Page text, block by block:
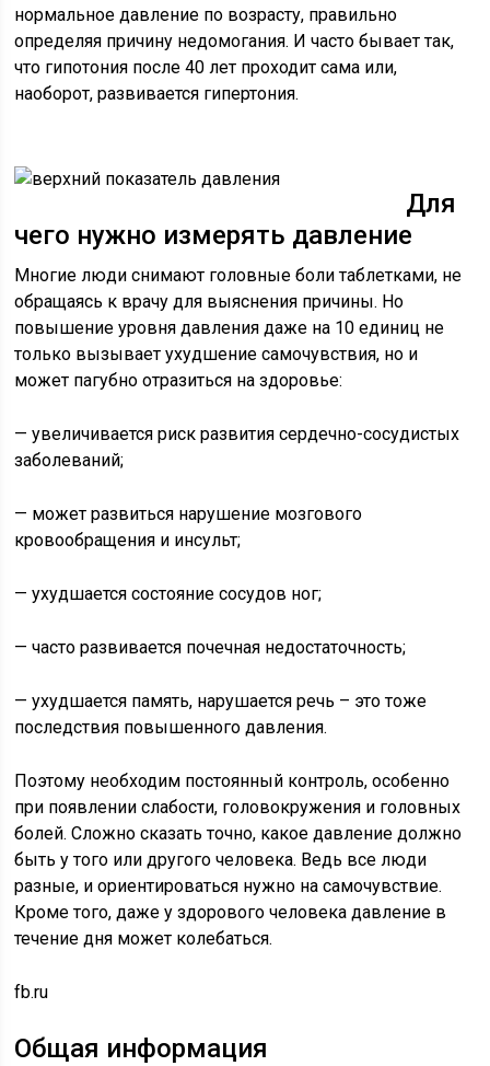
нормальное давление по возрасту, правильно
определяя причину недомогания. И часто бывает так,
что гипотония после 40 лет проходит сама или,
наоборот, развивается гипертония.
Для
чего нужно измерять давление
Многие люди снимают головные боли таблетками, не
обращаясь к врачу для выяснения причины. Но
повышение уровня давления даже на 10 единиц не
только вызывает ухудшение самочувствия, но и
может пагубно отразиться на здоровье:
— увеличивается риск развития сердечно-сосудистых
заболеваний;
— может развиться нарушение мозгового
кровообращения и инсульт;
— ухудшается состояние сосудов ног;
— часто развивается почечная недостаточность;
— ухудшается память, нарушается речь – это тоже
последствия повышенного давления.
Поэтому необходим постоянный контроль, особенно
при появлении слабости, головокружения и головных
болей. Сложно сказать точно, какое давление должно
быть у того или другого человека. Ведь все люди
разные, и ориентироваться нужно на самочувствие.
Кроме того, даже у здорового человека давление в
течение дня может колебаться.
fb.ru
Общая информация